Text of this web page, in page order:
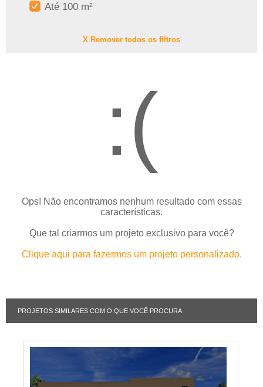
Até 100 m²
X Remover todos os filtros
:(
Ops! Não encontramos nenhum resultado com essas
características.
Que tal criarmos um projeto exclusivo para você?
Clique aqui para fazermos um projeto personalizado.
PROJETOS SIMILARES COM O QUE VOCÊ PROCURA